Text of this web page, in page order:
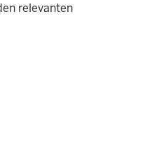
relevanten